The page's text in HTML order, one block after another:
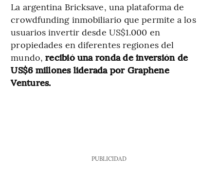
La argentina Bricksave, una plataforma de
crowdfunding inmobiliario que permite a los
usuarios invertir desde US$1.000 en
propiedades en diferentes regiones del
mundo,recibió una ronda de inversión de
US$6 millones liderada por Graphene
Ventures.
PUBLICIDAD